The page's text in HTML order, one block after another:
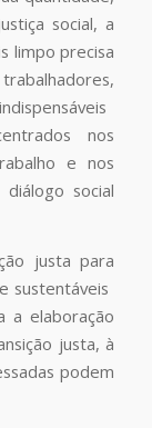
social, a
limpo precisa
nos
e nos
social
justa para
sustentáveis
a elaboração
justa, à
podem